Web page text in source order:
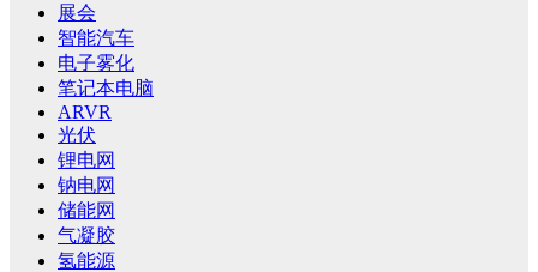
展会
智能汽车
电子雾化
笔记本电脑
ARVR
光伏
锂电网
钠电网
储能网
气凝胶
氢能源